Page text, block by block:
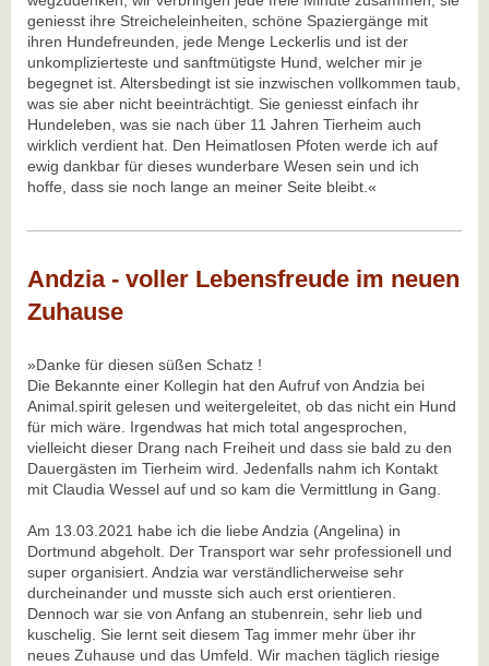
geniesst ihre Streicheleinheiten, schöne Spaziergänge mit
ihren Hundefreunden, jede Menge Leckerlis und ist der
unkomplizierteste und sanftmütigste Hund, welcher mir je
begegnet ist. Altersbedingt ist sie inzwischen vollkommen taub,
was sie aber nicht beeinträchtigt. Sie geniesst einfach ihr
Hundeleben, was sie nach über 11 Jahren Tierheim auch
wirklich verdient hat. Den Heimatlosen Pfoten werde ich auf
ewig dankbar für dieses wunderbare Wesen sein und ich
hoffe, dass sie noch lange an meiner Seite bleibt.«
Andzia - voller Lebensfreude im neuen
Zuhause
»Danke für diesen süßen Schatz !
Die Bekannte einer Kollegin hat den Aufruf von Andzia bei
Animal.spirit gelesen und weitergeleitet, ob das nicht ein Hund
für mich wäre. Irgendwas hat mich total angesprochen,
vielleicht dieser Drang nach Freiheit und dass sie bald zu den
Dauergästen im Tierheim wird. Jedenfalls nahm ich Kontakt
mit Claudia Wessel auf und so kam die Vermittlung in Gang.
Am 13.03.2021 habe ich die liebe Andzia (Angelina) in
Dortmund abgeholt. Der Transport war sehr professionell und
super organisiert. Andzia war verständlicherweise sehr
durcheinander und musste sich auch erst orientieren.
Dennoch war sie von Anfang an stubenrein, sehr lieb und
kuschelig. Sie lernt seit diesem Tag immer mehr über ihr
neues Zuhause und das Umfeld. Wir machen täglich riesige